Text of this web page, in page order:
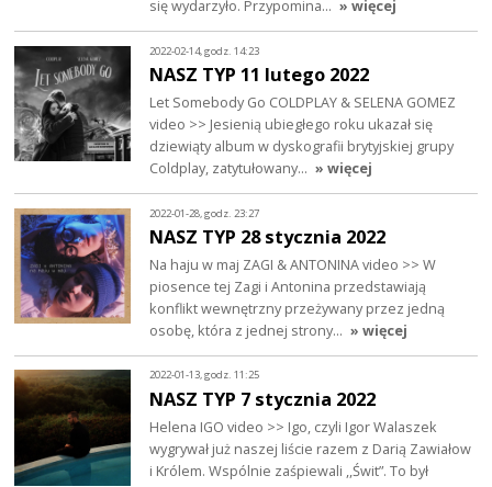
się wydarzyło. Przypomina… » więcej
2022-02-14, godz. 14:23
NASZ TYP 11 lutego 2022
Let Somebody Go COLDPLAY & SELENA GOMEZ
video >> Jesienią ubiegłego roku ukazał się
dziewiąty album w dyskografii brytyjskiej grupy
Coldplay, zatytułowany… » więcej
2022-01-28, godz. 23:27
NASZ TYP 28 stycznia 2022
Na haju w maj ZAGI & ANTONINA video >> W
piosence tej Zagi i Antonina przedstawiają
konflikt wewnętrzny przeżywany przez jedną
osobę, która z jednej strony… » więcej
2022-01-13, godz. 11:25
NASZ TYP 7 stycznia 2022
Helena IGO video >> Igo, czyli Igor Walaszek
wygrywał już naszej liście razem z Darią Zawiałow
i Królem. Wspólnie zaśpiewali ,,Świt”. To był